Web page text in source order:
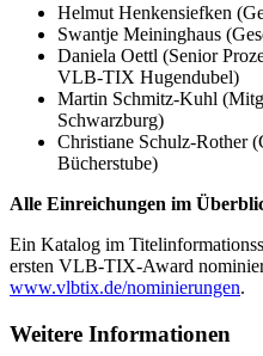
Helmut Henkensiefken
Swantje Meininghaus
Daniela Oettl (Senior
VLB-TIX Hugendubel)
Martin Schmitz-Kuhl
Schwarzburg)
Christiane Schulz-Rother
Bücherstube)
Alle Einreichungen im
Ein Katalog im
ersten VLB-TIX-Award
www.vlbtix.de/nominierungen.
Weitere Informationen